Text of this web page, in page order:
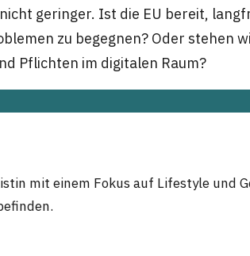
geringer. Ist die EU bereit,
zu begegnen? Oder stehen
Pflichten im digitalen Raum?
mit einem Fokus auf Lifestyle und